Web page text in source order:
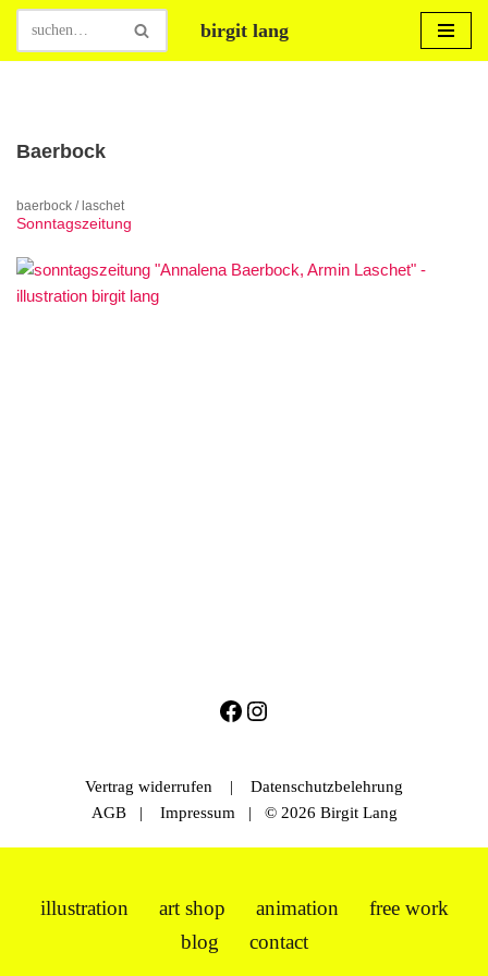
Zum
birgit lang
Baerbock
baerbock / laschet
Sonntagszeitung
Vertrag widerrufen | Datenschutzbelehrung
AGB| Impressum | © 2026 Birgit Lang
illustration art shop animation
free work
blog
contact